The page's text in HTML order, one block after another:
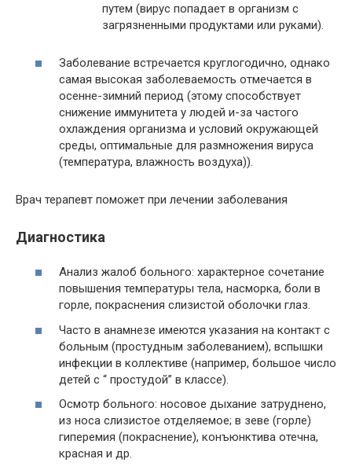
путем (вирус попадает в организм с
загрязненными продуктами или руками).
Заболевание встречается круглогодично, однако
самая высокая заболеваемость отмечается в
осенне-зимний период (этому способствует
снижение иммунитета у людей и-за частого
охлаждения организма и условий окружающей
среды, оптимальные для размножения вируса
(температура, влажность воздуха)).
Врач терапевт поможет при лечении заболевания
Диагностика
Анализ жалоб больного: характерное сочетание
повышения температуры тела, насморка, боли в
горле, покраснения слизистой оболочки глаз.
Часто в анамнезе имеются указания на контакт с
больным (простудным заболеванием), вспышки
инфекции в коллективе (например, большое число
детей с “ простудой” в классе).
Осмотр больного: носовое дыхание затруднено,
из носа слизистое отделяемое; в зеве (горле)
гиперемия (покраснение), конъюнктива отечна,
красная и др.